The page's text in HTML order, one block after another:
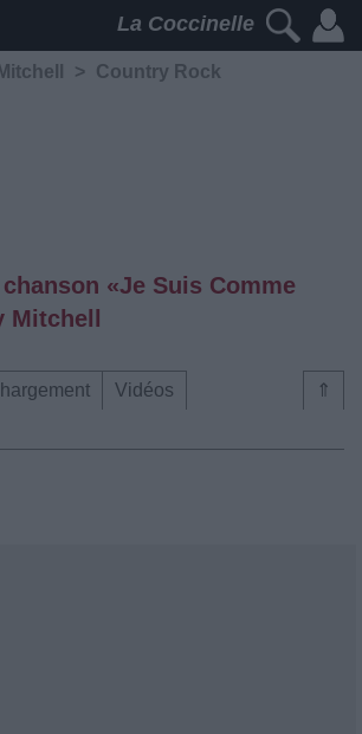
La Coccinelle
> Country Rock
«Je Suis Comme
Mitchell
⇑
Vidéos